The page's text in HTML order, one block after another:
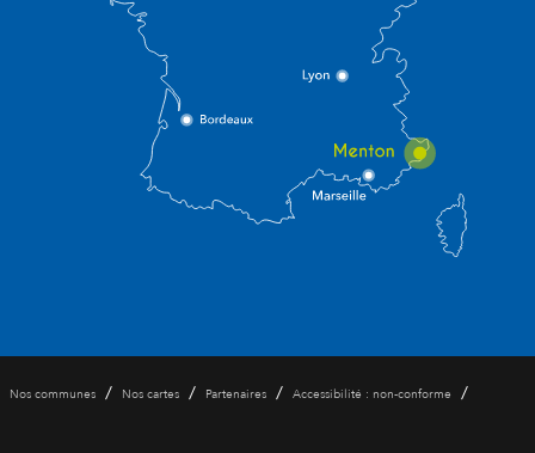
Nos communes / Nos cartes / Partenaires / Accessibilité : non-conforme /